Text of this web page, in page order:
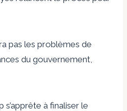
pas les problèmes de
du gouvernement,
s’apprête à finaliser le